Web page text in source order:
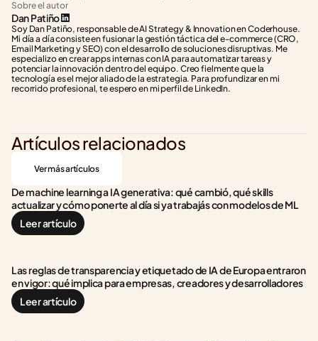
Sobre el autor
Dan Patiño
Soy Dan Patiño, responsable de AI Strategy & Innovation en Coderhouse.
Mi día a día consiste en fusionar la gestión táctica del e-commerce (CRO,
Email Marketing y SEO) con el desarrollo de soluciones disruptivas. Me
especializo en crear apps internas con IA para automatizar tareas y
potenciar la innovación dentro del equipo. Creo fielmente que la
tecnología es el mejor aliado de la estrategia. Para profundizar en mi
recorrido profesional, te espero en mi perfil de LinkedIn.
Artículos relacionados
Ver más artículos
De machine learning a IA generativa: qué cambió, qué skills
actualizar y cómo ponerte al día si ya trabajás con modelos de ML
Leer artículo
Las reglas de transparencia y etiquetado de IA de Europa entraron
en vigor: qué implica para empresas, creadores y desarrolladores
Leer artículo